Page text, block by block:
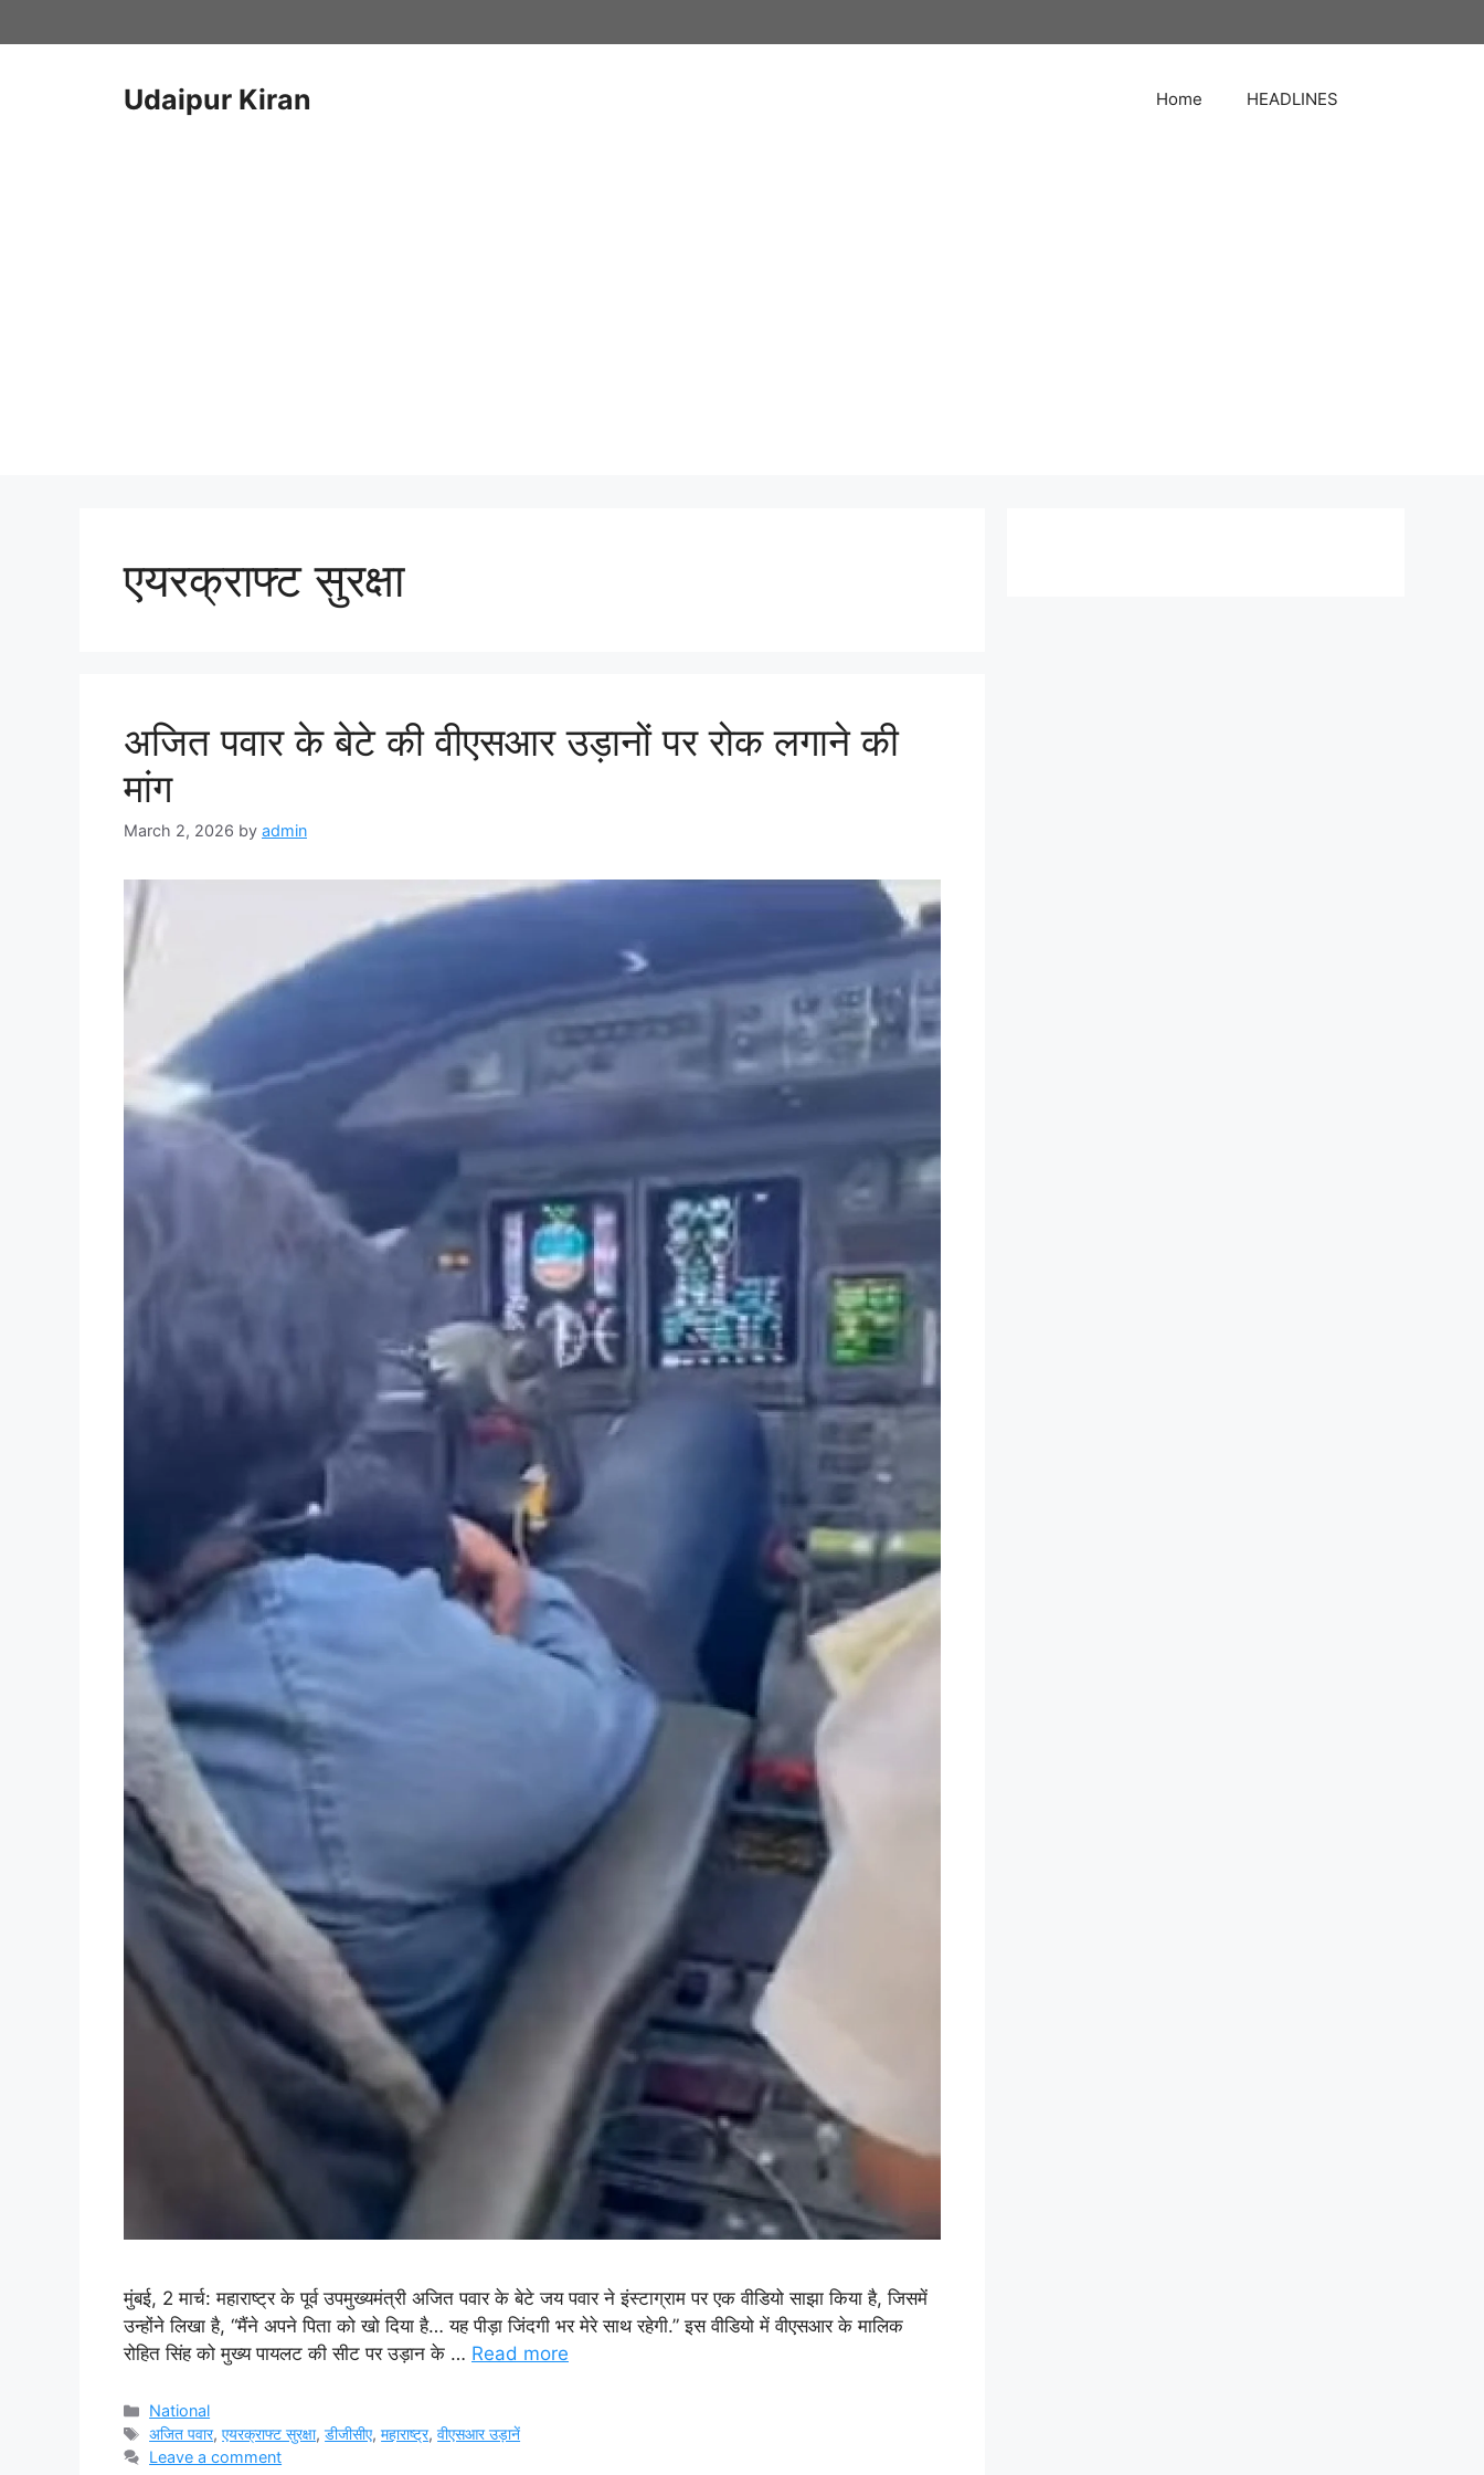
to
Udaipur Kiran Home HEADLINES
एयरक्राफ्ट सुरक्षा
अजित पवार के बेटे की वीएसआर उड़ानों पर रोक लगाने की
मांग
March 2, 2026 by admin
मुंबई, 2 मार्च: महाराष्ट्र के पूर्व उपमुख्यमंत्री अजित पवार के बेटे जय पवार ने इंस्टाग्राम पर एक वीडियो साझा किया है, जिसमें
उन्होंने लिखा है, “मैंने अपने पिता को खो दिया है… यह पीड़ा जिंदगी भर मेरे साथ रहेगी.” इस वीडियो में वीएसआर के मालिक
रोहित सिंह को मुख्य पायलट की सीट पर उड़ान के … Read more
Categories
National
Tags
अजित पवार,एयरक्राफ्ट सुरक्षा,डीजीसीए,महाराष्ट्र,वीएसआर उड़ानें
Leave a comment